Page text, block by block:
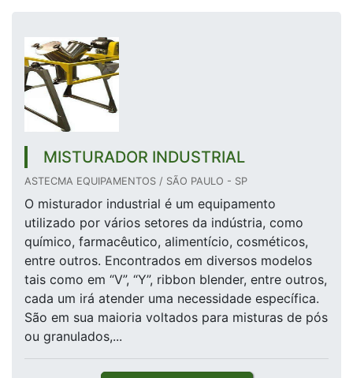
MISTURADOR INDUSTRIAL
ASTECMA EQUIPAMENTOS / SÃO PAULO - SP
O misturador industrial é um equipamento
utilizado por vários setores da indústria, como
químico, farmacêutico, alimentício, cosméticos,
entre outros. Encontrados em diversos modelos
tais como em “V”, “Y”, ribbon blender, entre outros,
cada um irá atender uma necessidade específica.
São em sua maioria voltados para misturas de pós
ou granulados,...